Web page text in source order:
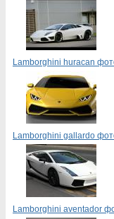
Lamborghini huracan
Lamborghini gallardo
Lamborghini aventador